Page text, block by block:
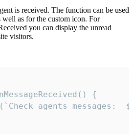
is received. The function can be used
well as for the custom icon. For
you can display the unread
visitors.
{